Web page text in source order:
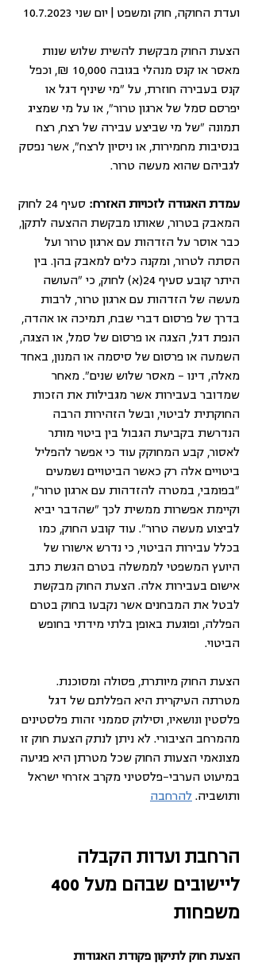
ועדת החוקה, חוק ומשפט | יום שני 10.7.2023
הצעת החוק מבקשת להשית שלוש שנות
מאסר או קנס מנהלי בגובה 10,000 ₪, וכפל
קנס בעבירה חוזרת, על "מי שיניף דגל או
יפרסם סמל של ארגון טרור", או על מי שמציג
תמונה "של מי שביצע עבירה של רצח, רצח
בנסיבות מחמירות, או ניסיון לרצח", אשר נפסק
לגביהם שהוא מעשה טרור.
עמדת האגודה לזכויות האזרח:
סעיף 24 לחוק
המאבק בטרור, שאותו מבקשת ההצעה לתקן,
כבר אוסר על הזדהות עם ארגון טרור ועל
הסתה לטרור, ומקנה כלים למאבק בהן. בין
היתר קובע סעיף 24(א) לחוק, כי "העושה
מעשה של הזדהות עם ארגון טרור, לרבות
בדרך של פרסום דברי שבח, תמיכה או אהדה,
הנפת דגל, הצגה או פרסום של סמל, או הצגה,
השמעה או פרסום של סיסמה או המנון, באחד
מאלה, דינו – מאסר שלוש שנים". מאחר
שמדובר בעבירות אשר מגבילות את הזכות
החוקתית לביטוי, ובשל הזהירות הרבה
הנדרשת בקביעת הגבול בין ביטוי מותר
לאסור, קבע המחוקק עוד כי אפשר להפליל
ביטויים אלה רק כאשר הביטויים נשמעים
"בפומבי, במטרה להזדהות עם ארגון טרור",
וקיימת אפשרות ממשית לכך "שהדבר יביא
לביצוע מעשה טרור". עוד קובע החוק, כמו
בכלל עבירות הביטוי, כי נדרש אישורו של
היועץ המשפטי לממשלה בטרם הגשת כתב
אישום בעבירות אלה. הצעת החוק מבקשת
לבטל את המבחנים אשר נקבעו בחוק בטרם
הפללה, ופוגעת באופן בלתי מידתי בחופש
הביטוי.
הצעת החוק מיותרת, פסולה ומסוכנת.
מטרתה העיקרית היא הפללתם של דגל
פלסטין ונושאיו, וסילוק סממני זהות פלסטינים
מהמרחב הציבורי. לא ניתן לנתק הצעת חוק זו
מצונאמי הצעות החוק שכל מטרתן היא פגיעה
במיעוט הערבי-פלסטיני מקרב אזרחי ישראל
ותושביה. להרחבה
הרחבת ועדות הקבלה
משפחות
הצעת חוק לתיקון פקודת האגודות